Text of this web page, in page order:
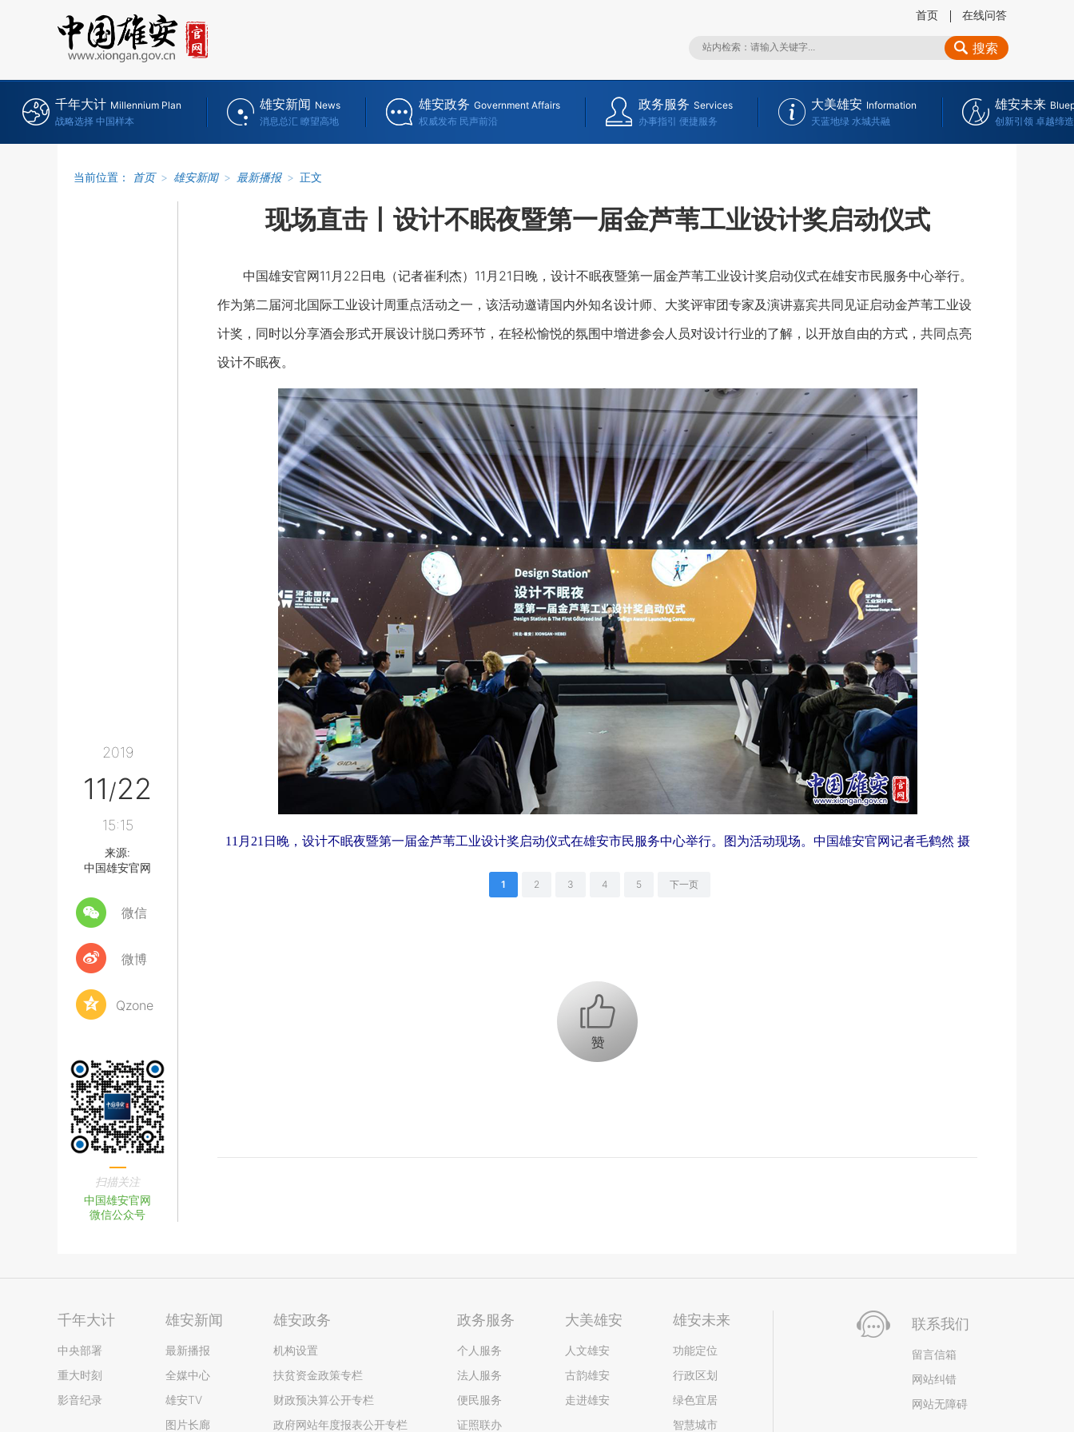
首页 在线问答
搜索
千年大计 Millennium Plan
战略选择 中国样本
雄安新闻 News
消息总汇 瞭望高地
雄安政务 Government Affairs
权威发布 民声前沿
政务服务 Services
办事指引 便捷服务
大美雄安 Information
天蓝地绿 水城共融
雄安未来
创新引领 卓越缔造
当前位置： 首页 > 雄安新闻 > 最新播报 > 正文
2019
11/22
15:15
来源:
中国雄安官网
微信
微博
Qzone
扫描关注
中国雄安官网
微信公众号
现场直击丨设计不眠夜暨第一届金芦苇工业设计奖启动仪式
中国雄安官网11月22日电（记者崔利杰）11月21日晚，设计不眠夜暨第一届金芦苇工业设计奖启动仪式在雄安市民服务中心举行。
作为第二届河北国际工业设计周重点活动之一，该活动邀请国内外知名设计师、大奖评审团专家及演讲嘉宾共同见证启动金芦苇工业设
计奖，同时以分享酒会形式开展设计脱口秀环节，在轻松愉悦的氛围中增进参会人员对设计行业的了解，以开放自由的方式，共同点亮
设计不眠夜。
11月21日晚，设计不眠夜暨第一届金芦苇工业设计奖启动仪式在雄安市民服务中心举行。图为活动现场。中国雄安官网记者毛鹤然 摄
1 2 3 4 5 下一页
+1
千年大计
中央部署
重大时刻
影音纪录
雄安新闻
最新播报
全媒中心
雄安TV
图片长廊
雄安政务
机构设置
扶贫资金政策专栏
财政预决算公开专栏
政府网站年度报表公开专栏
政务服务
个人服务
法人服务
便民服务
证照联办
大美雄安
人文雄安
古韵雄安
走进雄安
雄安未来
功能定位
行政区划
绿色宜居
智慧城市
联系我们
留言信箱
网站纠错
网站无障碍